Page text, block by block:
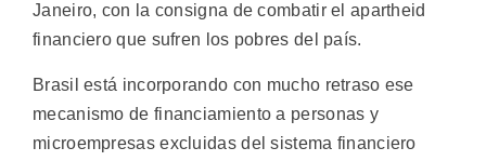
Janeiro, con la consigna de combatir el apartheid
financiero que sufren los pobres del país.
Brasil está incorporando con mucho retraso ese
mecanismo de financiamiento a personas y
microempresas excluidas del sistema financiero